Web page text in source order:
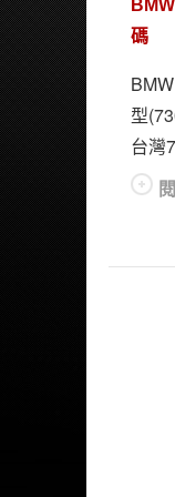
碼
型
台灣